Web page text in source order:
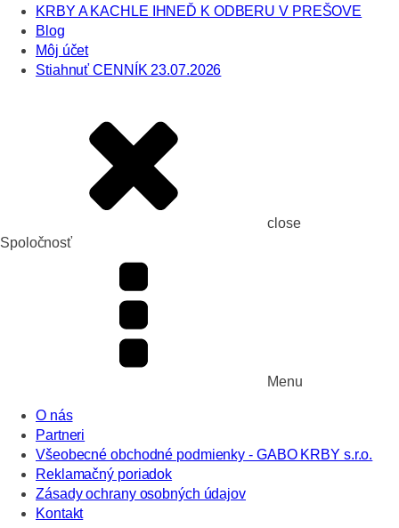
KRBY A KACHLE IHNEĎ K ODBERU V PREŠOVE
Blog
Môj účet
Stiahnuť CENNÍK 23.07.2026
close
Spoločnosť
Menu
O nás
Partneri
Všeobecné obchodné podmienky - GABO KRBY s.r.o.
Reklamačný poriadok
Zásady ochrany osobných údajov
Kontakt